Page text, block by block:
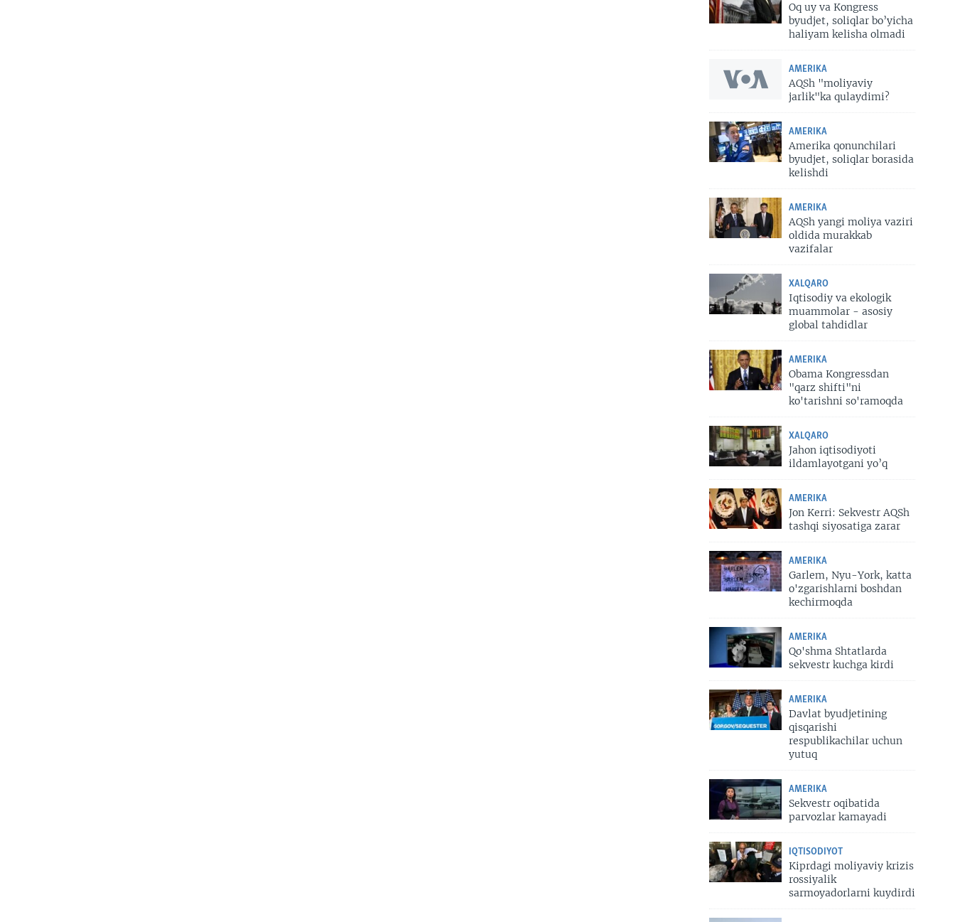
Oq uy va Kongress
byudjet, soliqlar bo’yicha
haliyam kelisha olmadi
AMERIKA
AQSh "moliyaviy
jarlik"ka qulaydimi?
AMERIKA
Amerika qonunchilari
byudjet, soliqlar borasida
kelishdi
AMERIKA
AQSh yangi moliya vaziri
oldida murakkab
vazifalar
XALQARO
Iqtisodiy va ekologik
muammolar - asosiy
global tahdidlar
AMERIKA
Obama Kongressdan
"qarz shifti"ni
ko'tarishni so'ramoqda
XALQARO
Jahon iqtisodiyoti
ildamlayotgani yo’q
AMERIKA
Jon Kerri: Sekvestr AQSh
tashqi siyosatiga zarar
AMERIKA
Garlem, Nyu-York, katta
o'zgarishlarni boshdan
kechirmoqda
AMERIKA
Qo'shma Shtatlarda
sekvestr kuchga kirdi
AMERIKA
Davlat byudjetining
qisqarishi
respublikachilar uchun
yutuq
AMERIKA
Sekvestr oqibatida
parvozlar kamayadi
IQTISODIYOT
Kiprdagi moliyaviy krizis
rossiyalik
sarmoyadorlarni kuydirdi